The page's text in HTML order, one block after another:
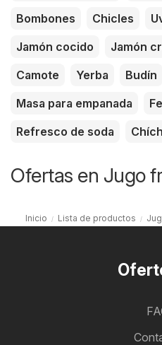
Bombones
Chicles
Jamón cocido
Jamón
Camote
Yerba Budín
Masa para empanada
Refresco de soda
Ofertas en Jugo
Inicio Lista de productos